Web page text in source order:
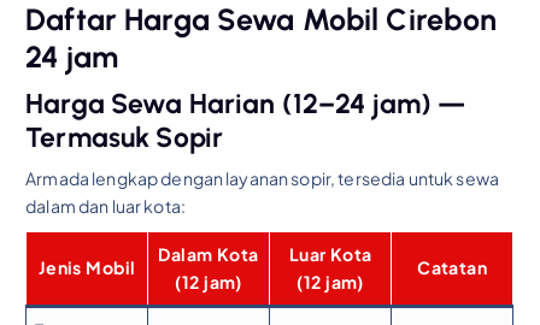
Daftar Harga Sewa Mobil Cirebon
24 jam
Harga Sewa Harian (12–24 jam) —
Termasuk Sopir
Armada lengkap dengan layanan sopir, tersedia untuk sewa
dalam dan luar kota:
Jenis Mobil
Dalam Kota
(12 jam)
Luar Kota
(12 jam)
Catatan